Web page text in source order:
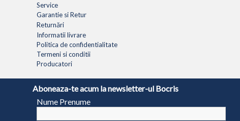
Aboneaza-te acum la newsletter-ul Bocris
Nume Prenume
Service
Garantie si Retur
Returnări
Informatii livrare
Politica de confidentialitate
Termeni si conditii
Producatori
LAPTOPURI NETBOOK TABLETE
© 1994 - 2026 BOCRIS SERV S.R.L. | CUI: RO6260085, REG. COM.: J29/2413/1994